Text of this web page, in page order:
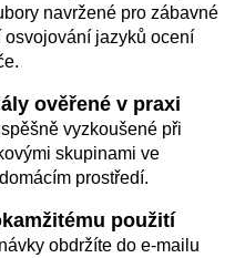
navržené pro zábavné
osvojování jazyků ocení
ověřené v praxi
vyzkoušené při
skupinami ve
prostředí.
použití
obdržíte do e-mailu